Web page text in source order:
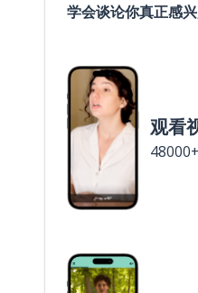
学会谈论你真正感
观看